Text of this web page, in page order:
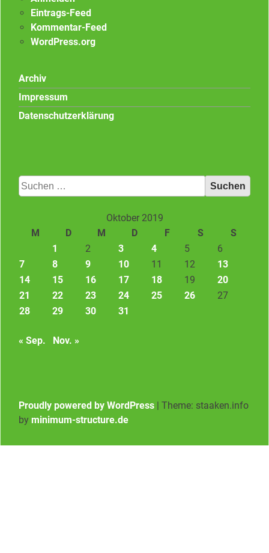
Eintrags-Feed
Kommentar-Feed
WordPress.org
Archiv
Impressum
Datenschutzerklärung
Suchen
nach:
Oktober 2019
M
D M D F S
S
1
2 3 4 5
6
7
8 9 10 11 12
13
14
15 16 17 18 19
20
21
22 23 24 25 26
27
28
29 30 31
« Sep. Nov. »
Proudly powered by WordPress
Theme: staaken.info
by minimum-structure.de